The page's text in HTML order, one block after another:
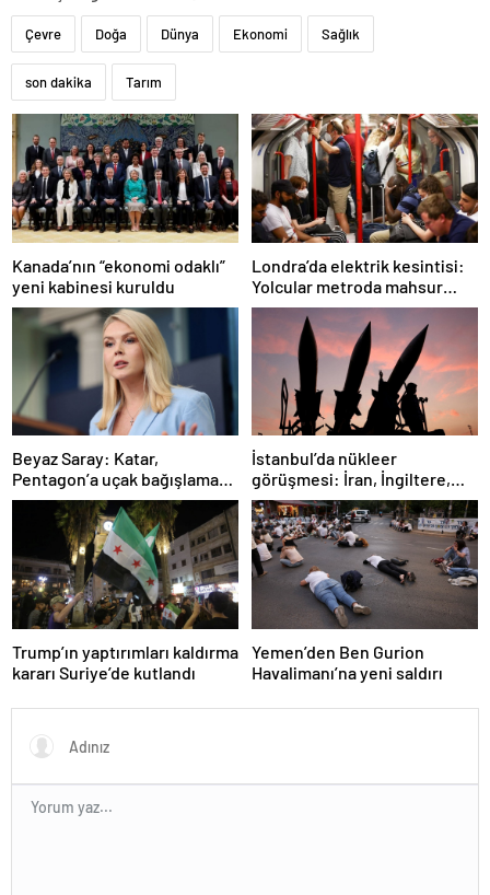
Çevre Doğa Dünya Ekonomi Sağlık
son dakika Tarım
Kanada’nın “ekonomi odaklı”
yeni kabinesi kuruldu
Londra’da elektrik kesintisi:
Yolcular metroda mahsur
kaldı
Beyaz Saray: Katar,
Pentagon’a uçak bağışlamayı
teklif etti
İstanbul’da nükleer
görüşmesi: İran, İngiltere,
Fransa ve Almanya buluşacak
Trump’ın yaptırımları kaldırma
kararı Suriye’de kutlandı
Yemen’den Ben Gurion
Havalimanı’na yeni saldırı